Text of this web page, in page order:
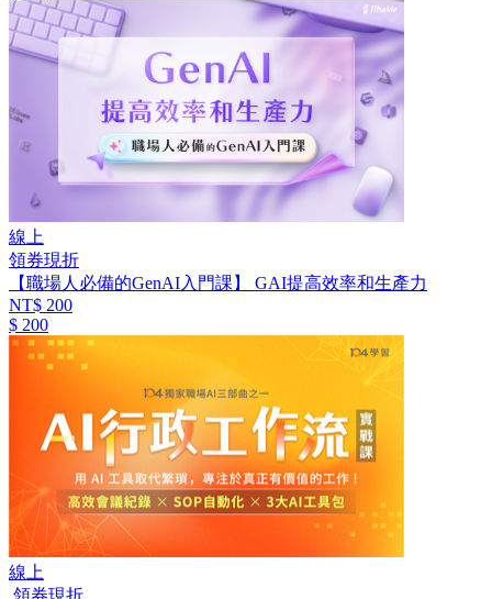
線上
領券現折
【職場人必備的GenAI入門課】 GAI提高效率和生產力
NT$ 200
$ 200
線上
領券現折